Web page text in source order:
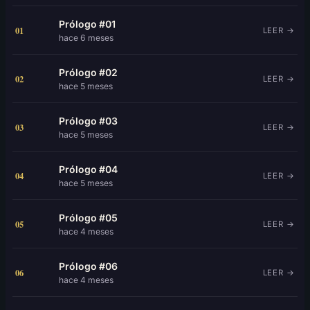
01
Prólogo #01
hace 6 meses
LEER →
02
Prólogo #02
hace 5 meses
LEER →
03
Prólogo #03
hace 5 meses
LEER →
04
Prólogo #04
hace 5 meses
LEER →
05
Prólogo #05
hace 4 meses
LEER →
06
Prólogo #06
hace 4 meses
LEER →